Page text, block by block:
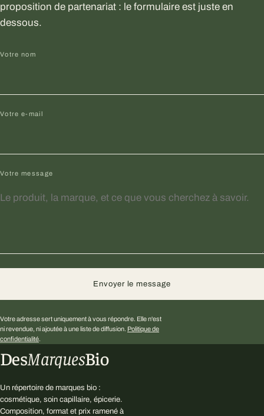
proposition de partenariat : le formulaire est juste en
dessous.
Votre nom
Votre e-mail
Votre message
Envoyer le message
Votre adresse sert uniquement à vous répondre. Elle n'est
ni revendue, ni ajoutée à une liste de diffusion. Politique de
confidentialité.
DesMarquesBio
Un répertoire de marques bio :
cosmétique, soin capillaire, épicerie.
Composition, format et prix ramené à